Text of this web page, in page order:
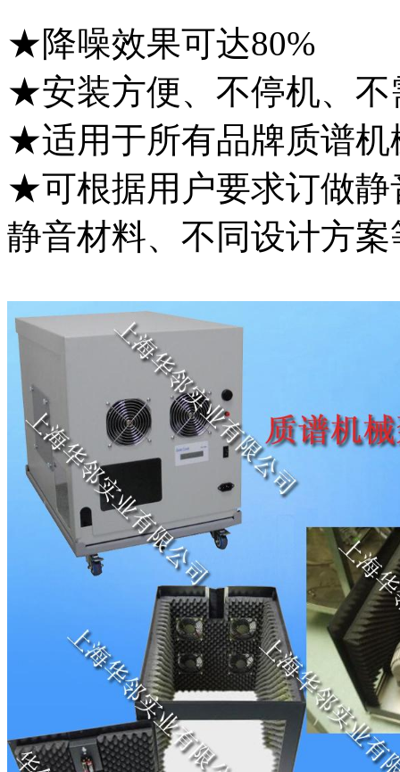
★降噪效果可达80%
★安装方便、不停机、不
★适用于所有品牌质谱机
★可根据用户要求订做静
静音材料、不同设计方案